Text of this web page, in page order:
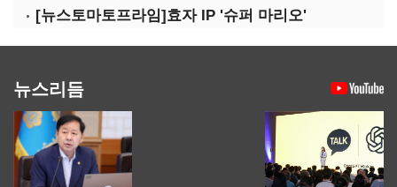
[뉴스토마토프라임]효자 IP '슈퍼 마리오'
뉴스리듬